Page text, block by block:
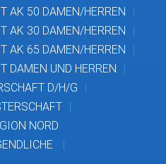
AK 50 DAMEN/HERREN
AK 30 DAMEN/HERREN
AK 65 DAMEN/HERREN
DAMEN UND HERREN
D/H/G
NORD